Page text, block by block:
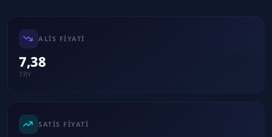
ALIS FIYATI
7,38
TRY
SATIS FIYATI